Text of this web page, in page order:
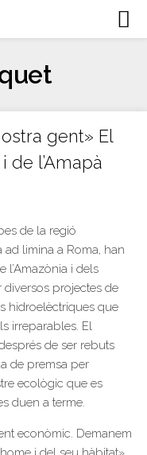
gent» El
de l’Amapà
de la regió
ad limina a Roma, han
l’Amazònia i dels
projectes de
hidroelèctriques que
irreparables. El
de ser rebuts
de premsa per
ecològic que es
duen a terme.
econòmic. Demanem